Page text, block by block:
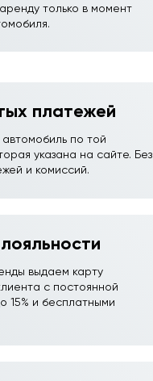
только в момент
платежей
по той
указана на сайте. Без
и комиссий.
выдаем карту
с постоянной
15% и бесплатными